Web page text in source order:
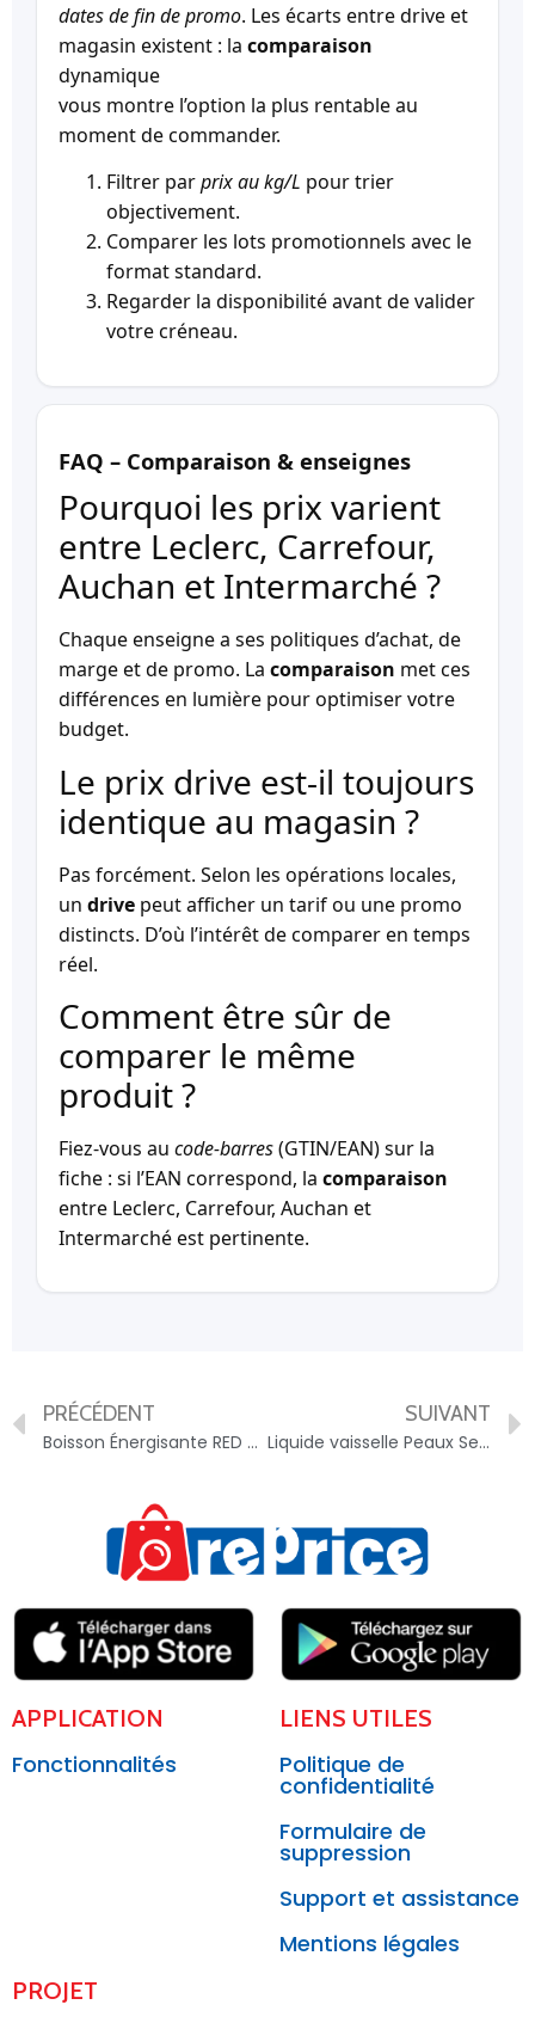
dates de fin de promo. Les écarts entre drive et
magasin existent : la comparaison
dynamique
vous montre l’option la plus rentable au
moment de commander.
Filtrer parprix au kg/L pour trier
objectivement.
Comparer les lots promotionnels avec le
format standard.
Regarder la disponibilité avant de valider
votre créneau.
FAQ – Comparaison & enseignes
Pourquoi les prix varient
entre Leclerc, Carrefour,
Auchan et Intermarché ?
Chaque enseigne a ses politiques d’achat, de
marge et de promo. La comparaison met ces
différences en lumière pour optimiser votre
budget.
Le prix drive est-il toujours
identique au magasin ?
Pas forcément. Selon les opérations locales,
un drive peut afficher un tarif ou une promo
distincts. D’où l’intérêt de comparer en temps
réel.
Comment être sûr de
comparer le même
produit ?
Fiez-vous au code-barres(GTIN/EAN) sur la
fiche : si l’EAN correspond, la comparaison
entre Leclerc, Carrefour, Auchan et
Intermarché est pertinente.
PRÉCÉDENT
Boisson Énergisante RED BULL – Pack de 8 canettes – 9002490278120
SUIVANT
Liquide vaisselle Peaux Sensibles Aloe Vera SUN – 8886467074790
APPLICATION
Fonctionnalités
LIENS UTILES
Politique de
confidentialité
Formulaire de
suppression
Support et assistance
Mentions légales
PROJET